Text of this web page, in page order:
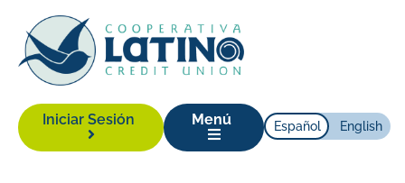
Iniciar Sesión Menú Español English